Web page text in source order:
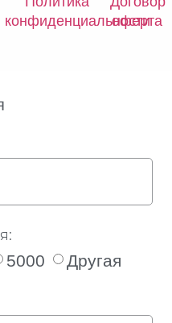
конфиденциальности
оферта
5000 Другая